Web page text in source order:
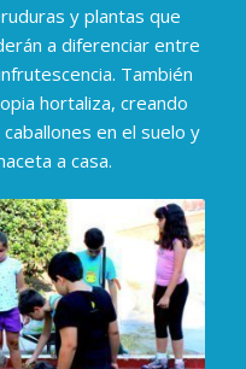
y plantas que
a diferenciar entre
También
hortaliza, creando
en el suelo y
a casa.